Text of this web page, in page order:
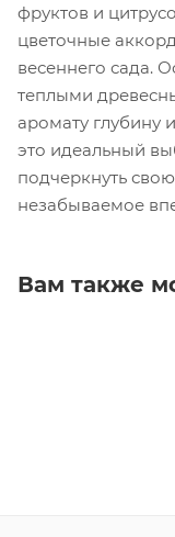
фруктов и
цветочные
весеннего сада.
теплыми
аромату глубину
это идеальный
подчеркнуть
незабываемое
Вам также